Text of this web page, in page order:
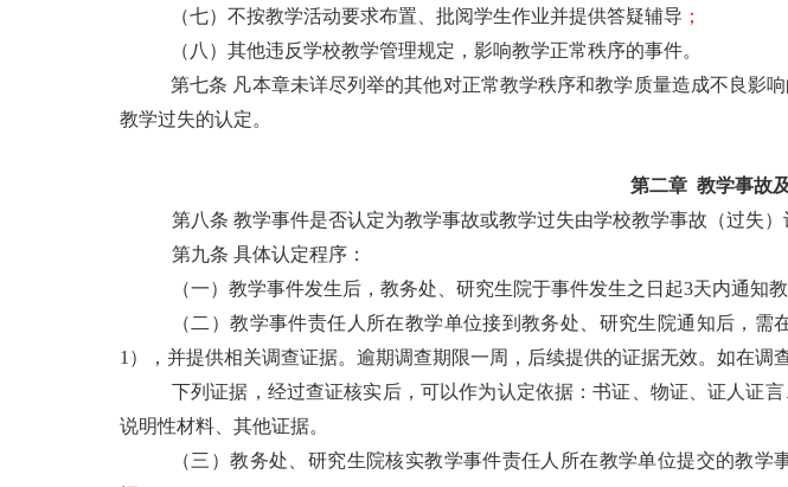
（七）不按教学活动要求布置、批阅学生作业并提供答疑辅导 ；
（八）其他违反学校教学管理规定，影响教学正常秩序的事件。
第七条 凡本章未详尽列举的其他对正常教学秩序和教学质量造成不良影
教学过失的认定。
第二章 教学事故
第八条 教学事件是否认定为教学事故或教学过失由学校教学事故（过失）
第九条 具体认定程序：
（一）教学事件发生后，教务处、研究生院于事件发生之日起3天内通知
（二）教学事件责任人所在教学单位接到教务处、研究生院通知后，
1），并提供相关调查证据。逾期调查期限一周，后续提供的证据无效。如在调
下列证据，经过查证核实后，可以作为认定依据：书证、物证、证人证
说明性材料、其他证据。
（三）教务处、研究生院核实教学事件责任人所在教学单位提交的教